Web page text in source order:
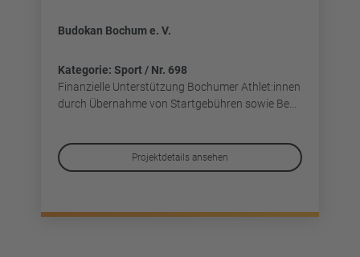
Budokan Bochum e. V.
Kategorie: Sport / Nr. 698
Finanzielle Unterstützung Bochumer Athlet:innen
durch Übernahme von Startgebühren sowie Be...
Projektdetails ansehen